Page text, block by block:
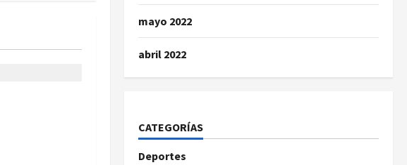
mayo 2022
abril 2022
CATEGORÍAS
Deportes